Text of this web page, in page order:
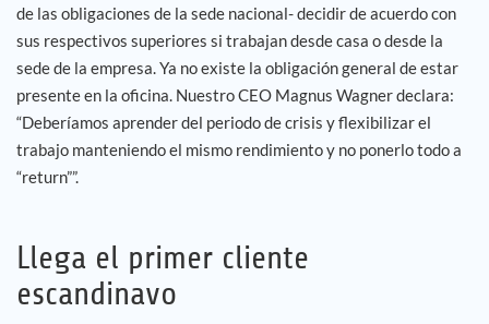
de las obligaciones de la sede nacional- decidir de acuerdo con
sus respectivos superiores si trabajan desde casa o desde la
sede de la empresa. Ya no existe la obligación general de estar
presente en la oficina. Nuestro CEO Magnus Wagner declara:
“Deberíamos aprender del periodo de crisis y flexibilizar el
trabajo manteniendo el mismo rendimiento y no ponerlo todo a
“return””.
Llega el primer cliente
escandinavo